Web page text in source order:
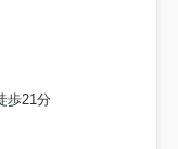
歩21分